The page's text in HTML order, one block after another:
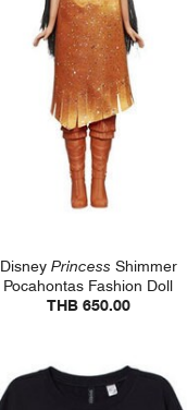
DisneyPrincess Shimmer
Pocahontas Fashion Doll
THB 650.00